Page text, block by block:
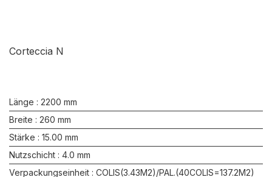
Corteccia N
Länge : 2200 mm
Breite : 260 mm
Stärke : 15.00 mm
Nutzschicht : 4.0 mm
Verpackungseinheit : COLIS(3.43M2)/PAL.(40COLIS=137.2M2)